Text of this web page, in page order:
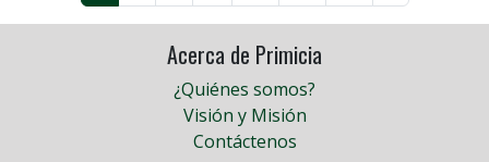
Acerca de Primicia
¿Quiénes somos?
Visión y Misión
Contáctenos